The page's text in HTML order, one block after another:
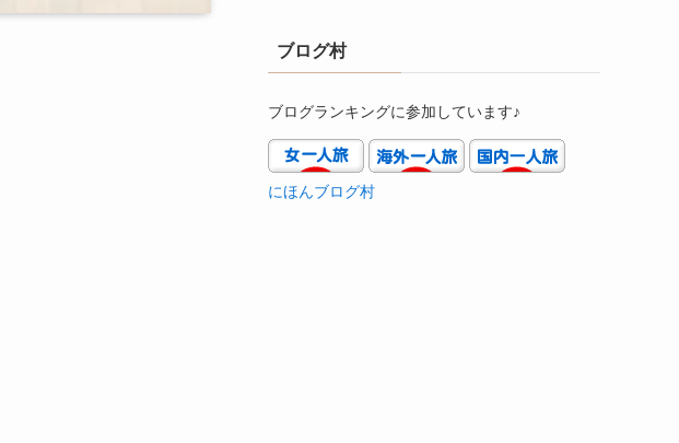
ブログ村
ブログランキングに参加しています♪
にほんブログ村